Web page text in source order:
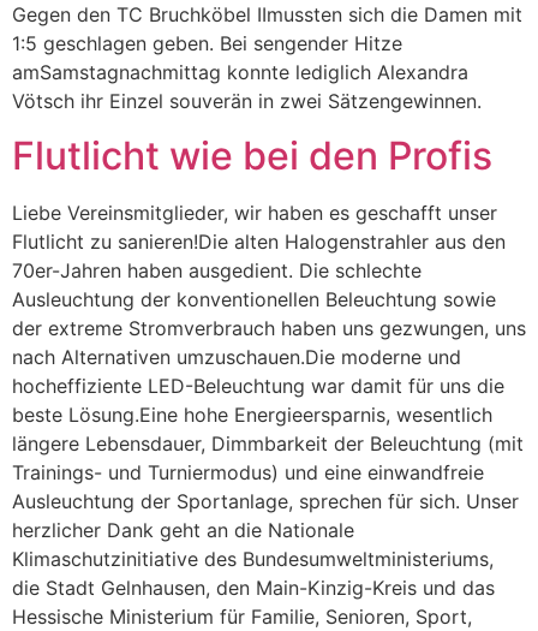
Gegen den TC Bruchköbel IImussten sich die Damen mit
1:5 geschlagen geben. Bei sengender Hitze
amSamstagnachmittag konnte lediglich Alexandra
Vötsch ihr Einzel souverän in zwei Sätzengewinnen.
Flutlicht wie bei den Profis
Liebe Vereinsmitglieder, wir haben es geschafft unser
Flutlicht zu sanieren!Die alten Halogenstrahler aus den
70er-Jahren haben ausgedient. Die schlechte
Ausleuchtung der konventionellen Beleuchtung sowie
der extreme Stromverbrauch haben uns gezwungen, uns
nach Alternativen umzuschauen.Die moderne und
hocheffiziente LED-Beleuchtung war damit für uns die
beste Lösung.Eine hohe Energieersparnis, wesentlich
längere Lebensdauer, Dimmbarkeit der Beleuchtung (mit
Trainings- und Turniermodus) und eine einwandfreie
Ausleuchtung der Sportanlage, sprechen für sich. Unser
herzlicher Dank geht an die Nationale
Klimaschutzinitiative des Bundesumweltministeriums,
die Stadt Gelnhausen, den Main-Kinzig-Kreis und das
Hessische Ministerium für Familie, Senioren, Sport,